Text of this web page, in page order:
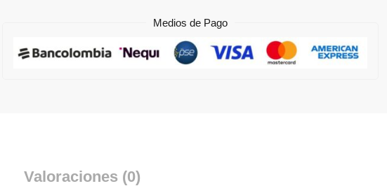
Medios de Pago
Valoraciones (0)